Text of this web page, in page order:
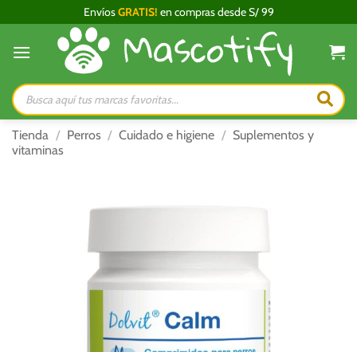
al
contenido
EnvíosGRATIS! en compras desde S/ 99
Búsqueda
de
productos
Tienda / Perros / Cuidado e higiene / Suplementos y
vitaminas